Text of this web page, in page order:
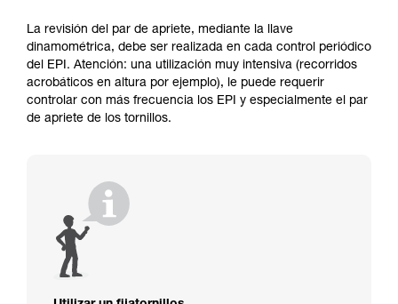
La revisión del par de apriete, mediante la llave
dinamométrica, debe ser realizada en cada control periódico
del EPI. Atención: una utilización muy intensiva (recorridos
acrobáticos en altura por ejemplo), le puede requerir
controlar con más frecuencia los EPI y especialmente el par
de apriete de los tornillos.